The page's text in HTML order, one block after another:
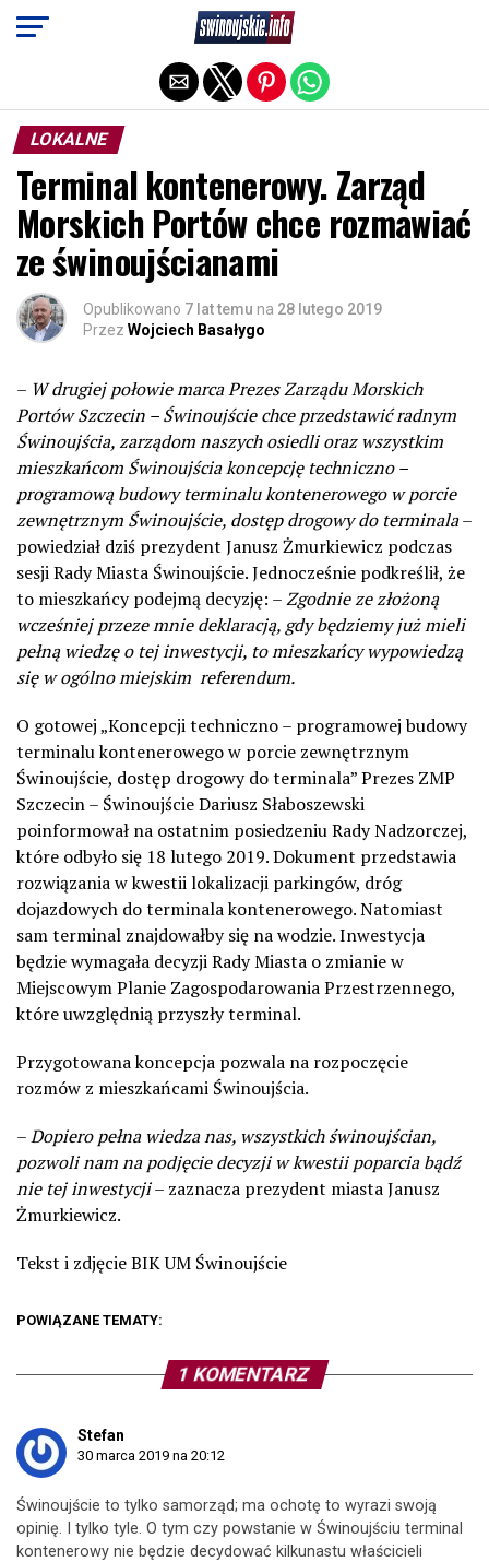
LOKALNE
Terminal kontenerowy. Zarząd
Morskich Portów chce rozmawiać
ze świnoujścianami
Opublikowano 7 lat temu na 28 lutego 2019
Przez Wojciech Basałygo
– W drugiej połowie marca Prezes Zarządu Morskich
Portów Szczecin – Świnoujście chce przedstawić radnym
Świnoujścia, zarządom naszych osiedli oraz wszystkim
mieszkańcom Świnoujścia koncepcję techniczno –
programową budowy terminalu kontenerowego w porcie
zewnętrznym Świnoujście, dostęp drogowy do terminala–
powiedział dziś prezydent Janusz Żmurkiewicz podczas
sesji Rady Miasta Świnoujście. Jednocześnie podkreślił, że
to mieszkańcy podejmą decyzję: –Zgodnie ze złożoną
wcześniej przeze mnie deklaracją, gdy będziemy już mieli
pełną wiedzę o tej inwestycji, to mieszkańcy wypowiedzą
się w ogólno miejskim referendum.
O gotowej „Koncepcji techniczno – programowej budowy
terminalu kontenerowego w porcie zewnętrznym
Świnoujście, dostęp drogowy do terminala” Prezes ZMP
Szczecin – Świnoujście Dariusz Słaboszewski
poinformował na ostatnim posiedzeniu Rady Nadzorczej,
które odbyło się 18 lutego 2019. Dokument przedstawia
rozwiązania w kwestii lokalizacji parkingów, dróg
dojazdowych do terminala kontenerowego. Natomiast
sam terminal znajdowałby się na wodzie. Inwestycja
będzie wymagała decyzji Rady Miasta o zmianie w
Miejscowym Planie Zagospodarowania Przestrzennego,
które uwzględnią przyszły terminal.
Przygotowana koncepcja pozwala na rozpoczęcie
rozmów z mieszkańcami Świnoujścia.
–Dopiero pełna wiedza nas, wszystkich świnoujścian,
pozwoli nam na podjęcie decyzji w kwestii poparcia bądź
nie tej inwestycji– zaznacza prezydent miasta Janusz
Żmurkiewicz.
Tekst i zdjęcie BIK UM Świnoujście
POWIĄZANE TEMATY:
1 KOMENTARZ
Stefan
30 marca 2019 na 20:12
Świnoujście to tylko samorząd; ma ochotę to wyrazi swoją
opinię. I tylko tyle. O tym czy powstanie w Świnoujściu terminal
kontenerowy nie będzie decydować kilkunastu właścicieli
Exit mobile version